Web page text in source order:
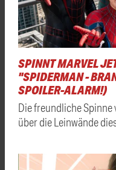
SPINNT MARVEL
"SPIDERMAN -
SPOILER-ALARM!)
Die freundliche
über die Leinwände